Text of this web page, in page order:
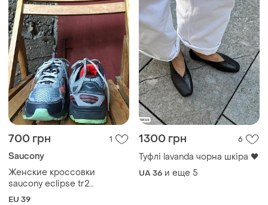
700 грн 1
Saucony
Женские кроссовки
saucony eclipse tr2
оригинал р. 39 (24.5 см)
EU 39
1300 грн 6
Туфлі lavanda чорна шкіра 🖤
UA 36 и еще 5